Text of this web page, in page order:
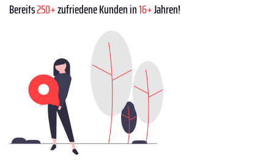
Bereits250+zufriedene Kunden in16+Jahren!